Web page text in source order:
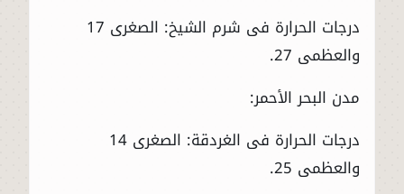
درجات الحرارة فى شرم الشيخ: الصغرى 17
والعظمى 27.
مدن البحر الأحمر:
درجات الحرارة فى الغردقة: الصغرى 14
والعظمى 25.